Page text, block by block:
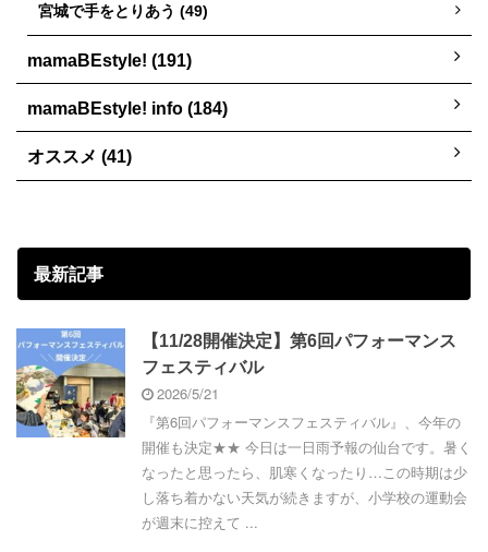
宮城で手をとりあう (49)
mamaBEstyle! (191)
mamaBEstyle! info (184)
オススメ (41)
最新記事
【11/28開催決定】第6回パフォーマンス
フェスティバル
2026/5/21
『第6回パフォーマンスフェスティバル』、今年の
開催も決定★★ 今日は一日雨予報の仙台です。暑く
なったと思ったら、肌寒くなったり…この時期は少
し落ち着かない天気が続きますが、小学校の運動会
が週末に控えて ...